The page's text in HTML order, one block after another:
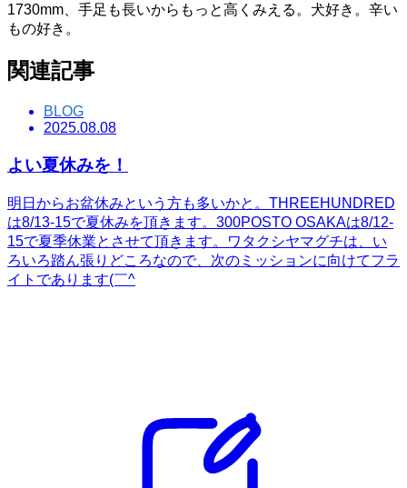
1730mm、手足も長いからもっと高くみえる。犬好き。辛い
もの好き。
関連記事
BLOG
2025.08.08
よい夏休みを！
明日からお盆休みという方も多いかと。THREEHUNDRED
は8/13-15で夏休みを頂きます。300POSTO OSAKAは8/12-
15で夏季休業とさせて頂きます。ワタクシヤマグチは、い
ろいろ踏ん張りどころなので、次のミッションに向けてフラ
イトであります(￣^